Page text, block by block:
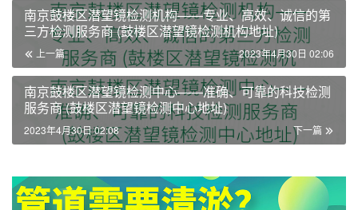
南京鼓楼区潜望镜检测机构——专业、高效、诚信的第
三方检测服务商 (鼓楼区潜望镜检测机构地址)
上一篇 2023年4月30日 02:06
南京鼓楼区潜望镜检测中心——准确、可靠的科技检测
服务商 (鼓楼区潜望镜检测中心地址)
下一篇
2023年4月30日 02:08